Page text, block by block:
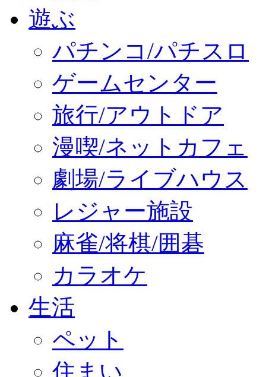
遊ぶ
パチンコ/パチスロ
ゲームセンター
旅行/アウトドア
漫喫/ネットカフェ
劇場/ライブハウス
レジャー施設
麻雀/将棋/囲碁
カラオケ
生活
ペット
住まい